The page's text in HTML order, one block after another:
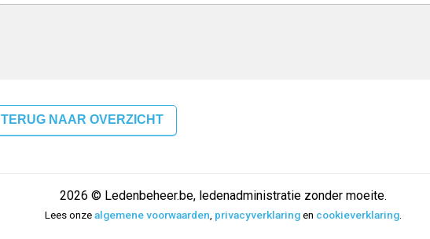
TERUG NAAR OVERZICHT
2026 © Ledenbeheer.be, ledenadministratie zonder moeite.
Lees onzealgemene voorwaarden privacyverklaringen cookieverklaring